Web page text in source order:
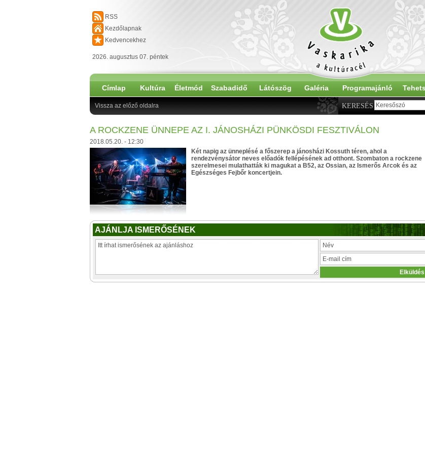
RSS
Kezdőlapnak
Kedvencekhez
2026. augusztus 07. péntek
Címlap Kultúra Életmód Szabadidő Látószög Galéria Programajánló
KERESÉS
Vissza az előző oldalra
A ROCKZENE ÜNNEPE AZ I. JÁNOSHÁZI PÜNKÖSDI FESZTIVÁLON
2018.05.20. - 12:30
Két napig az ünneplésé a főszerep a jánosházi Kossuth téren, ahol a
rendezvénysátor neves előadók fellépésének ad otthont. Szombaton a rockzene
szerelmesei mulathatták ki magukat a B52, az Ossian, az Ismerős Arcok és az
Egészséges Fejbőr koncertjein.
AJÁNLJA ISMERŐSÉNEK